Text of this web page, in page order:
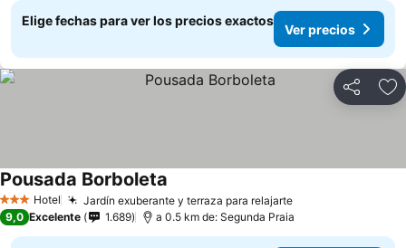
Elige fechas para ver los precios exactos
Ver precios
Compartir
3 Estrellas
Hotel Jardín exuberante y terraza para relajarte
Pousada Borboleta
9,0 Excelente 1.689 a 0.5 km de: Segunda Praia